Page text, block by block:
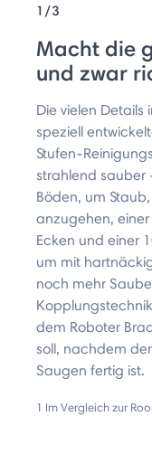
1/3
Macht die
und zwar
Die vielen Details
speziell
Stufen-
strahlend sauber
Böden, um
anzugehen,
Ecken und einer
um mit
noch mehr
dem Roboter
soll, nachdem
Saugen fertig ist.
1 Im Vergleich zur